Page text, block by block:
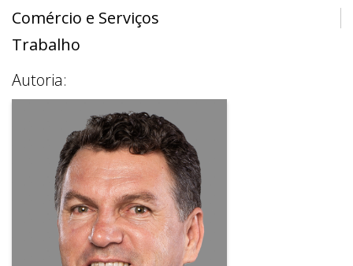
Comércio e Serviços
Trabalho
Autoria: